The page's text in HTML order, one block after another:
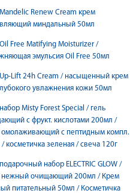
Mandelic Renew Cream крем
миндальный 50мл
Oil Free Matifying Moisturizer /
эмульсия Oil Free 50мл
Up-Lift 24h Cream / насыщенный крем
увлажнения кожи 50мл
набор Misty Forest Special / гель
с фрукт. кислотами 200мл /
омолаживающий с пептидным компл.
косметичка зеленая / свеча 120г
подарочный набор ELECTRIC GLOW /
нежный очищающий 200мл / Крем
питательный 50мл / Косметичка